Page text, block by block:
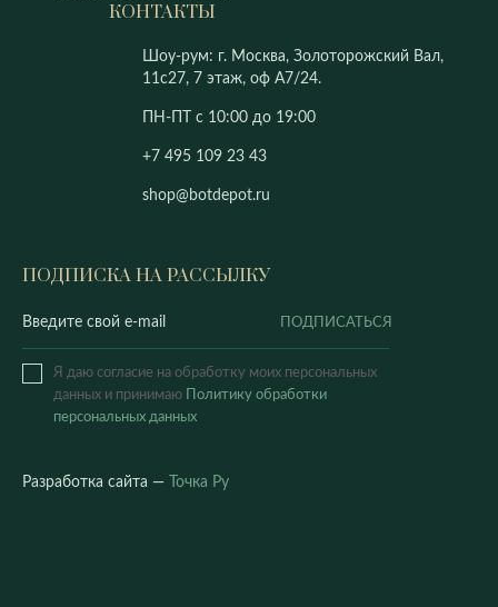
КОНТАКТЫ
Шоу-рум: г. Москва, Золоторожский Вал,
11с27, 7 этаж, оф А7/24.
ПН-ПТ с 10:00 до 19:00
+7 495 109 23 43
shop@botdepot.ru
ПОДПИСКА НА РАССЫЛКУ
ПОДПИСАТЬСЯ
Я даю согласие на обработку моих персональных
данных и принимаю
Политику обработки
персональных данных
Разработка сайта — Точка Ру